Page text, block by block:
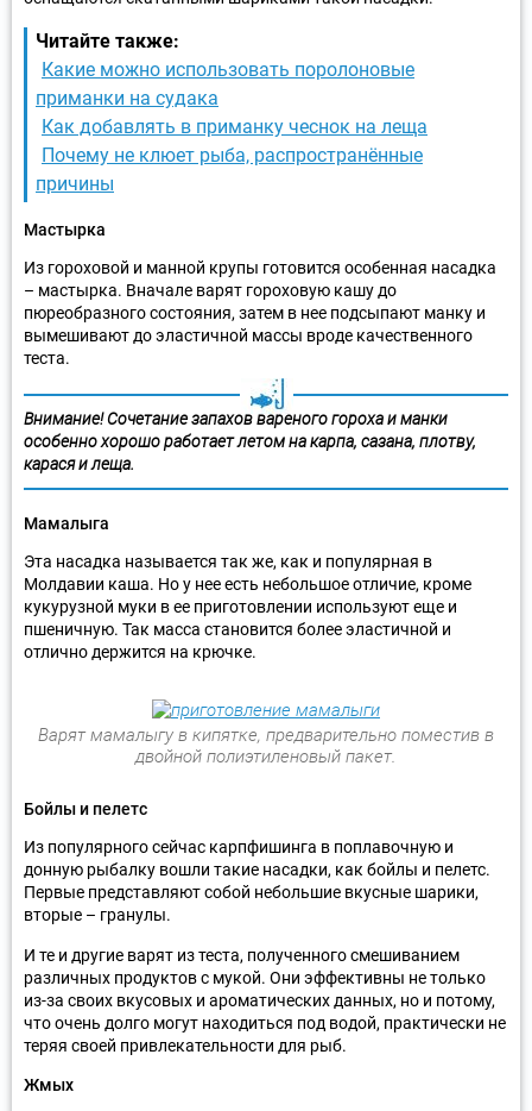
Читайте также:
Какие можно использовать поролоновые
приманки на судака
Как добавлять в приманку чеснок на леща
Почему не клюет рыба, распространённые
причины
Мастырка
Из гороховой и манной крупы готовится особенная насадка
– мастырка. Вначале варят гороховую кашу до
пюреобразного состояния, затем в нее подсыпают манку и
вымешивают до эластичной массы вроде качественного
теста.
Внимание! Сочетание запахов вареного гороха и манки
особенно хорошо работает летом на карпа, сазана, плотву,
карася и леща.
Мамалыга
Эта насадка называется так же, как и популярная в
Молдавии каша. Но у нее есть небольшое отличие, кроме
кукурузной муки в ее приготовлении используют еще и
пшеничную. Так масса становится более эластичной и
отлично держится на крючке.
Варят мамалыгу в кипятке, предварительно поместив в
двойной полиэтиленовый пакет.
Бойлы и пелетс
Из популярного сейчас карпфишинга в поплавочную и
донную рыбалку вошли такие насадки, как бойлы и пелетс.
Первые представляют собой небольшие вкусные шарики,
вторые – гранулы.
И те и другие варят из теста, полученного смешиванием
различных продуктов с мукой. Они эффективны не только
из-за своих вкусовых и ароматических данных, но и потому,
что очень долго могут находиться под водой, практически не
теряя своей привлекательности для рыб.
Жмых